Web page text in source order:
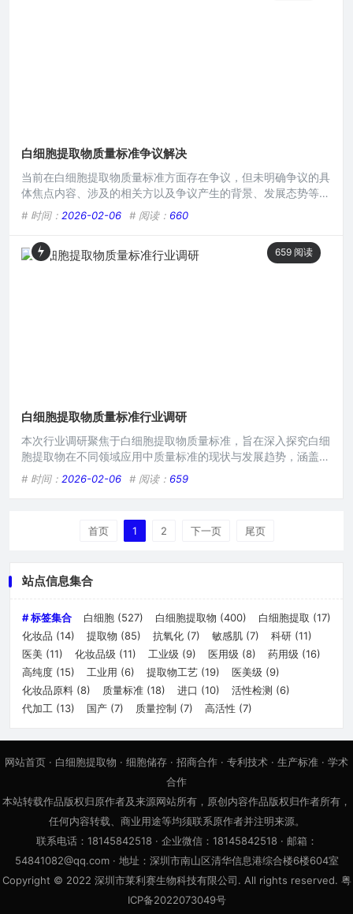
白细胞提取物质量标准争议解决
当前在白细胞提取物质量标准方面存在争议，但未明确争议的具
体焦点内容、涉及的相关方以及争议产生的背景、发展态势等更
多细节信息，仅知晓存在这样一个关于白细胞提取物质量标准的
争议情形，有待进一步深入探究争议的根源、各方观点分歧及可
能的解决途径等相关情况。在生命科学研究与医疗应用领域,白
细胞提取物作为一种具有重要意义的物质，其质量标准一直是各
# 时间： 2026-02-06 # 阅读： 660
659 阅读
白细胞提取物质量标准行业调研
本次行业调研聚焦于白细胞提取物质量标准，旨在深入探究白细
胞提取物在不同领域应用中质量标准的现状与发展趋势，涵盖对
其成分、纯度、活性等关键指标的考量，分析现有质量标准的优
势与不足，同时关注行业内相关技术进步对质量标准的影响，为
白细胞提取物作为一项重要的研究与应用对象，其质量标准一直
是备受关注的焦点，随着医学研究的不断深入以及相关技术的逐
# 时间： 2026-02-06 # 阅读： 659
首页 1 2 下一页 尾页
站点信息集合
# 标签集合 白细胞 (527) 白细胞提取物 (400) 白细胞提取 (17)
化妆品 (14) 提取物 (85) 抗氧化 (7) 敏感肌 (7) 科研 (11)
医美 (11) 化妆品级 (11) 工业级 (9) 医用级 (8) 药用级 (16)
高纯度 (15) 工业用 (6) 提取物工艺 (19) 医美级 (9)
化妆品原料 (8) 质量标准 (18) 进口 (10) 活性检测 (6)
代加工 (13) 国产 (7) 质量控制 (7) 高活性 (7)
网站首页 · 白细胞提取物 · 细胞储存 · 招商合作 · 专利技术 · 生产标准 · 学术
合作
本站转载作品版权归原作者及来源网站所有，原创内容作品版权归作者所有，
任何内容转载、商业用途等均须联系原作者并注明来源。
联系电话：18145842518 · 企业微信：18145842518 · 邮箱：
54841082@qq.com · 地址：深圳市南山区清华信息港综合楼6楼604室
Copyright © 2022 深圳市莱利赛生物科技有限公司. All rights reserved. 粤
ICP备2022073049号